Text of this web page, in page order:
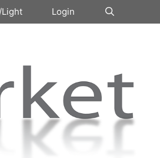
Light Login